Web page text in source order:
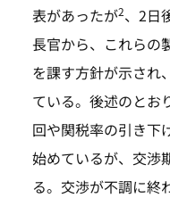
表があったが2、2日
長官から、これらの
を課す方針が示され
ている。後述のとお
回や関税率の引き下
始めているが、交渉
る。交渉が不調に終